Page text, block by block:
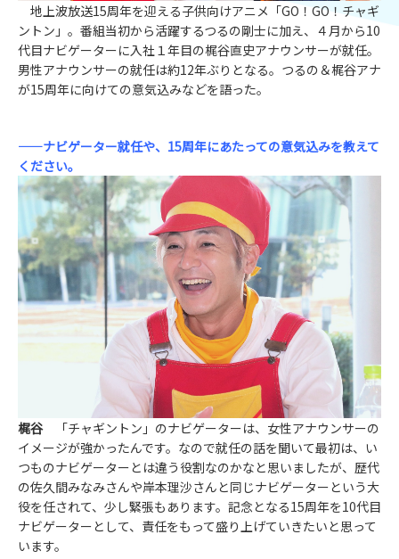
地上波放送15周年を迎える子供向けアニメ「GO！GO！チャギ
ントン」。番組当初から活躍するつるの剛士に加え、４月から10
代目ナビゲーターに入社１年目の梶谷直史アナウンサーが就任。
男性アナウンサーの就任は約12年ぶりとなる。つるの＆梶谷アナ
が15周年に向けての意気込みなどを語った。
——ナビゲーター就任や、15周年にあたっての意気込みを教えて
ください。
梶谷「チャギントン」のナビゲーターは、女性アナウンサーの
イメージが強かったんです。なので就任の話を聞いて最初は、い
つものナビゲーターとは違う役割なのかなと思いましたが、歴代
の佐久間みなみさんや岸本理沙さんと同じナビゲーターという大
役を任されて、少し緊張もあります。記念となる15周年を10代目
ナビゲーターとして、責任をもって盛り上げていきたいと思って
います。